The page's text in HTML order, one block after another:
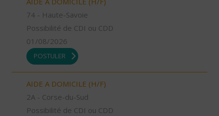
74 - Haute-Savoie
Possibilité de CDI ou CDD
01/08/2026
POSTULER
AIDE A DOMICILE (H/F)
2A - Corse-du-Sud
Possibilité de CDI ou CDD